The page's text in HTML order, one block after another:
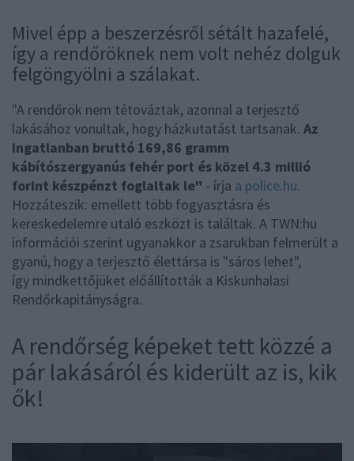
Mivel épp a beszerzésről sétált hazafelé,
így a rendőröknek nem volt nehéz dolguk
felgöngyölni a szálakat.
"A rendőrök nem tétováztak, azonnal a terjesztő
lakásához vonultak, hogy házkutatást tartsanak. Az
ingatlanban bruttó 169,86 gramm
kábítószergyanús fehér port és közel 4.3 millió
forint készpénzt foglaltak le" - írja a police.hu.
Hozzáteszik: emellett több fogyasztásra és
kereskedelemre utaló eszközt is találtak. A TWN:hu
információi szerint ugyanakkor a zsarukban felmerült a
gyanú, hogy a terjesztő élettársa is "sáros lehet",
így mindkettőjüket előállították a Kiskunhalasi
Rendőrkapitányságra.
A rendőrség képeket tett közzé a
pár lakásáról és kiderült az is, kik
ők!